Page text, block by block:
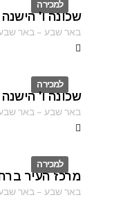
למכירה
ID
שכונה ו'
באר שבע–באר
למכירה
ID
שכונה ו' הישנה
באר שבע–באר
למכירה
ID
מרכז העיר
באר שבע–באר